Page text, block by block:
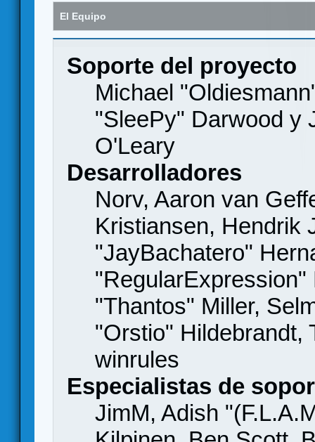
El Equipo
Soporte del proyecto
Michael
"SleePy" Darwood y
O'Leary
Desarrolladores
Norv, Aaron van
Kristiansen, Hendrik
"JayBachatero"
"Thantos" Miller,
"Orstio" Hildebrandt,
winrules
Especialistas de
JimM, Adish